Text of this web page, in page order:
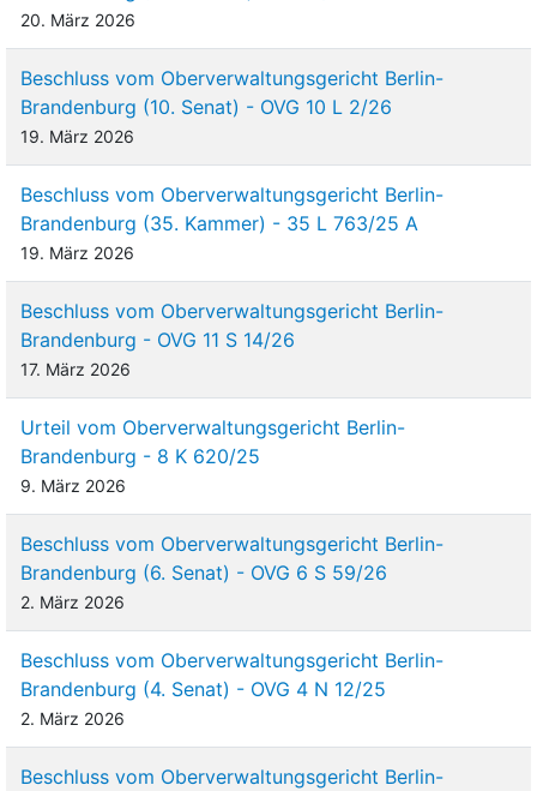
20. März 2026
Beschluss vom Oberverwaltungsgericht Berlin-
Brandenburg (10. Senat) - OVG 10 L 2/26
19. März 2026
Beschluss vom Oberverwaltungsgericht Berlin-
Brandenburg (35. Kammer) - 35 L 763/25 A
19. März 2026
Beschluss vom Oberverwaltungsgericht Berlin-
Brandenburg - OVG 11 S 14/26
17. März 2026
Urteil vom Oberverwaltungsgericht Berlin-
Brandenburg - 8 K 620/25
9. März 2026
Beschluss vom Oberverwaltungsgericht Berlin-
Brandenburg (6. Senat) - OVG 6 S 59/26
2. März 2026
Beschluss vom Oberverwaltungsgericht Berlin-
Brandenburg (4. Senat) - OVG 4 N 12/25
2. März 2026
Beschluss vom Oberverwaltungsgericht Berlin-